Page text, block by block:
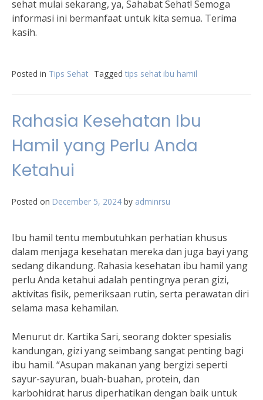
sehat mulai sekarang, ya, Sahabat Sehat! Semoga
informasi ini bermanfaat untuk kita semua. Terima
kasih.
Posted in Tips Sehat Tagged tips sehat ibu hamil
Rahasia Kesehatan Ibu
Hamil yang Perlu Anda
Ketahui
Posted on December 5, 2024 by adminrsu
Ibu hamil tentu membutuhkan perhatian khusus
dalam menjaga kesehatan mereka dan juga bayi yang
sedang dikandung. Rahasia kesehatan ibu hamil yang
perlu Anda ketahui adalah pentingnya peran gizi,
aktivitas fisik, pemeriksaan rutin, serta perawatan diri
selama masa kehamilan.
Menurut dr. Kartika Sari, seorang dokter spesialis
kandungan, gizi yang seimbang sangat penting bagi
ibu hamil. “Asupan makanan yang bergizi seperti
sayur-sayuran, buah-buahan, protein, dan
karbohidrat harus diperhatikan dengan baik untuk